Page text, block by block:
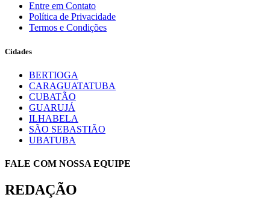
Entre em Contato
Política de Privacidade
Termos e Condições
Cidades
BERTIOGA
CARAGUATATUBA
CUBATÃO
GUARUJÁ
ILHABELA
SÃO SEBASTIÃO
UBATUBA
FALE COM NOSSA EQUIPE
REDAÇÃO